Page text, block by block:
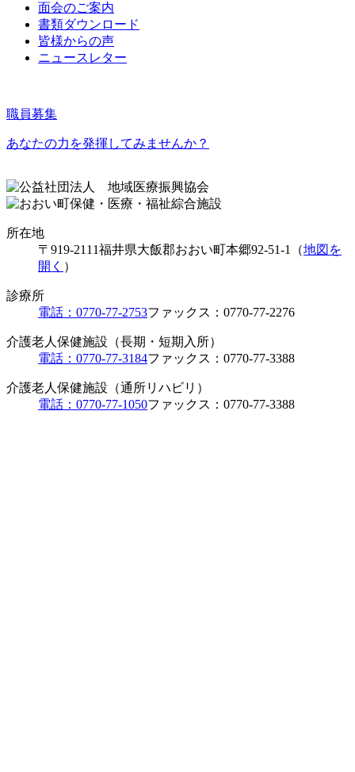
面会のご案内
書類ダウンロード
皆様からの声
ニュースレター
職員募集
あなたの力を発揮してみませんか？
所在地
〒919-2111福井県大飯郡おおい町本郷92-51-1（地図を
開く ）
診療所
電話：0770-77-2753ファックス：0770-77-2276
介護老人保健施設（長期・短期入所）
電話：0770-77-3184ファックス：0770-77-3388
介護老人保健施設（通所リハビリ）
電話：0770-77-1050ファックス：0770-77-3388